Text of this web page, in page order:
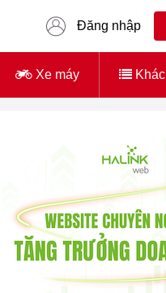
Đăng nhập
Xe máy Khác